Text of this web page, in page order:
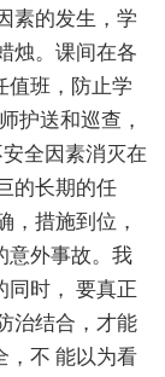
素的发生，学
烛。课间在各
值班，防止学
护送和巡查，
全因素消灭在
的长期的任
，措施到位，
意外事故。我
同时， 要真正
治结合，才能
，不 能以为看